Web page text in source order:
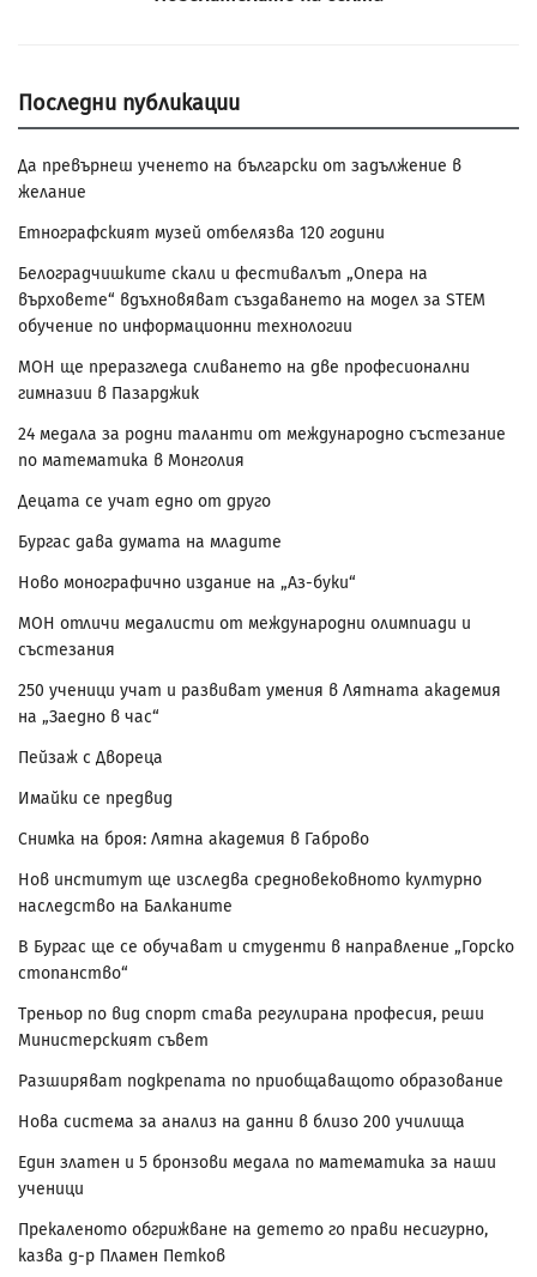
Последни публикации
Да превърнеш ученето на български от задължение в
желание
Етнографският музей отбелязва 120 години
Белоградчишките скали и фестивалът „Опера на
върховете“ вдъхновяват създаването на модел за STEM
обучение по информационни технологии
МОН ще преразгледа сливането на две професионални
гимназии в Пазарджик
24 медала за родни таланти от международно състезание
по математика в Монголия
Децата се учат едно от друго
Бургас дава думата на младите
Ново монографично издание на „Аз-буки“
МОН отличи медалисти от международни олимпиади и
състезания
250 ученици учат и развиват умения в Лятната академия
на „Заедно в час“
Пейзаж с Двореца
Имайки се предвид
Снимка на броя: Лятна академия в Габрово
Нов институт ще изследва средновековното културно
наследство на Балканите
В Бургас ще се обучават и студенти в направление „Горско
стопанство“
Треньор по вид спорт става регулирана професия, реши
Министерският съвет
Разширяват подкрепата по приобщаващото образование
Нова система за анализ на данни в близо 200 училища
Един златен и 5 бронзови медала по математика за наши
ученици
Прекаленото обгрижване на детето го прави несигурно,
казва д-р Пламен Петков